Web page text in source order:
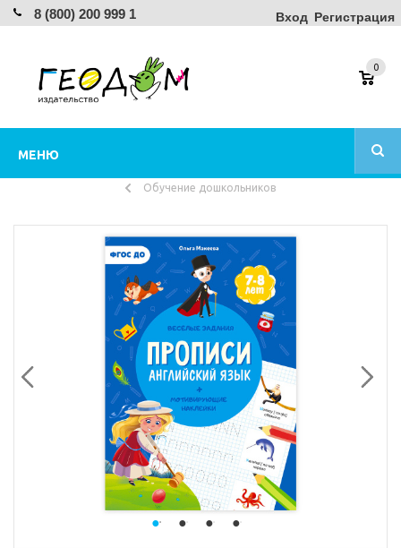
8 (800) 200 999 1 Вход Регистрация
МЕНЮ
0
Обучение дошкольников